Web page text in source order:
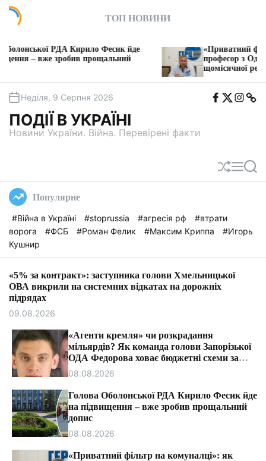
и
ТОП НОВИНИ
Фесик йде
прощальний
«Приватний фільтр на
професор з Одеси збирає 30
щомісячної ренти з платежів
Неділя, 9 Серпня 2026
F
T
w
I
n
T
ПОДІЇ В УКРАЇНІ
Новини України. Війна. Перевірені факти
П
е
а
т
и
М
е
П
о
Популярне
#Війна в Україні #stoprussia #агресія рф
#втрати
ворога
#ФСБ #Роман Фелик #Максим Криппа
#Игорь
Кушнир
«5% за контракт»: заступника голови Хмельницької
ОВА викрили на системних відкатах на дорожніх
підрядах
09.08.2026
«Агенти кремля» чи розкрадання
мільярдів? Як команда голови Запорізької
ОДА Федорова ховає бюджетні схеми за
ярликами «ІПСО»
08.08.2026
Голова Оболонської РДА Кирило Фесик йде
на підвищення – вже зробив прощальний
допис
08.08.2026
«Приватний фільтр на комуналці»: як